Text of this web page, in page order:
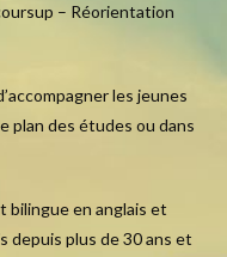
– Réorientation
les jeunes
plan des études ou dans
bilingue en anglais et
depuis plus de 30 ans et